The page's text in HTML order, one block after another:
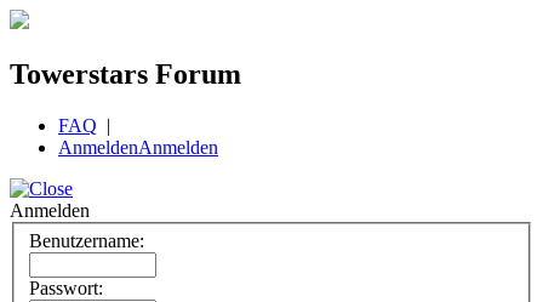
Towerstars Forum
FAQ |
AnmeldenAnmelden
Anmelden
Benutzername:
Passwort: